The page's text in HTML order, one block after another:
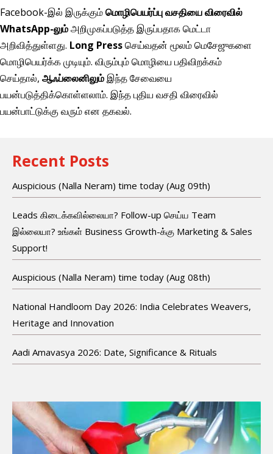
Facebook-இல் இருக்கும்மொழிபெயர்ப்பு வசதியை விரைவில்
WhatsApp-லும்அறிமுகப்படுத்த இருப்பதாக மெட்டா
அறிவித்துள்ளது. Long Pressசெய்வதன் மூலம் மெசேஜுகளை
மொழிபெயர்க்க முடியும். விரும்பும் மொழியை பதிவிறக்கம்
செய்தால், ஆஃப்லைனிலும்இந்த சேவையை
பயன்படுத்திக்கொள்ளலாம். இந்த புதிய வசதி விரைவில்
பயன்பாட்டுக்கு வரும் என தகவல்.
Recent Posts
Auspicious (Nalla Neram) time today (Aug 09th)
Leads கிடைக்கவில்லையா? Follow-up செய்ய Team
இல்லையா? உங்கள் Business Growth-க்கு Marketing & Sales
Support!
Auspicious (Nalla Neram) time today (Aug 08th)
National Handloom Day 2026: India Celebrates Weavers,
Heritage and Innovation
Aadi Amavasya 2026: Date, Significance & Rituals